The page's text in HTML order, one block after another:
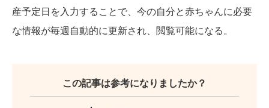
産予定日を入力することで、今の自分と赤ちゃんに必要
な情報が毎週自動的に更新され、閲覧可能になる。
この記事は参考になりましたか？